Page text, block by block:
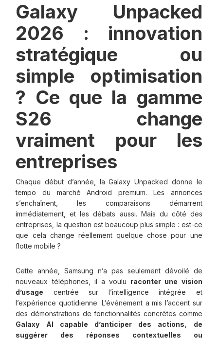
Galaxy Unpacked
2026 : innovation
stratégique ou
simple optimisation
? Ce que la gamme
S26 change
vraiment pour les
entreprises
Chaque début d’année, la Galaxy Unpacked donne le
tempo du marché Android premium. Les annonces
s’enchaînent, les comparaisons démarrent
immédiatement, et les débats aussi. Mais du côté des
entreprises, la question est beaucoup plus simple : est-ce
que cela change réellement quelque chose pour une
flotte mobile ?
Cette année, Samsung n’a pas seulement dévoilé de
nouveaux téléphones, il a voulu raconter une vision
d’usage centrée sur l’intelligence intégrée et
l’expérience quotidienne. L’événement a mis l’accent sur
des démonstrations de fonctionnalités concrètes comme
Galaxy AI capable d’anticiper des actions, de
suggérer des réponses contextuelles ou